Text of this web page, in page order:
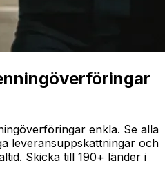
enkla. Se alla
leveransuppskattningar och
Skicka till 190+ länder i